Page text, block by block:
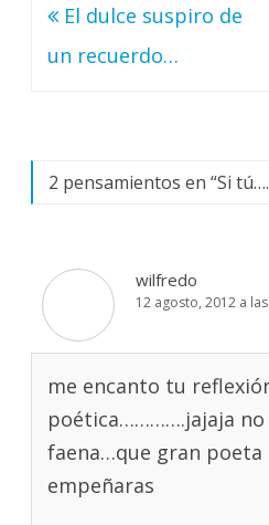
Navegación
de
El dulce suspiro de
un recuerdo…
2 pensamientos en “Si tú….
wilfredo
12 agosto, 2012 a
me encanto tu
poética………….jajaja no
faena…que gran poeta
empeñaras